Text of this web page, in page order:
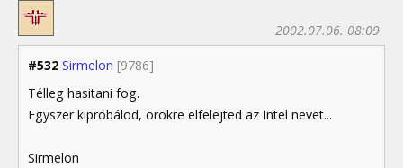
#532 Sirmelon [9786]
2002.07.06. 08:09
Télleg hasitani fog.
Egyszer kipróbálod, örökre elfelejted az Intel nevet...
Sirmelon